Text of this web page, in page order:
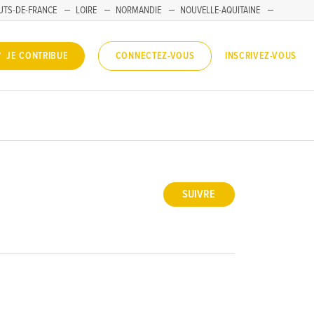
DE-FRANCE LOIRE NORMANDIE
NOUVELLE-AQUITAINE
JE CONTRIBUE CONNECTEZ-VOUS INSCRIVEZ-VOUS
SUIVRE